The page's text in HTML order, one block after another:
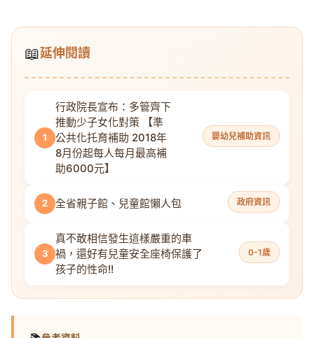
📖延伸閱讀
1
行政院長宣布：多管齊下
推動少子女化對策 【準
公共化托育補助 2018年
8月份起每人每月最高補
助6000元】
嬰幼兒補助資訊
2 全省親子館、兒童館懶人包 政府資訊
3
真不敢相信發生這樣嚴重的車
禍，還好有兒童安全座椅保護了
孩子的性命!!
0-1歲